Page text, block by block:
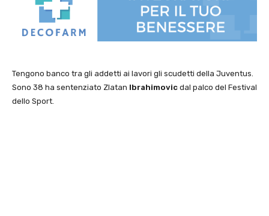
Tengono banco tra gli addetti ai lavori gli scudetti della Juventus.
Sono 38 ha sentenziato Zlatan Ibrahimovic dal palco del Festival
dello Sport.